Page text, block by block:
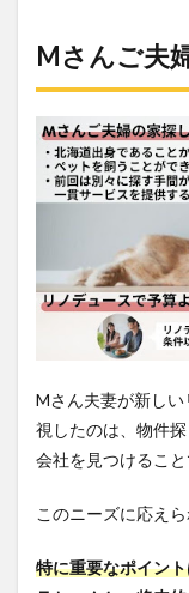
Mさんご夫
Mさん夫妻が新し
視したのは、物件
会社を見つけること
このニーズに応え
特に重要なポイン